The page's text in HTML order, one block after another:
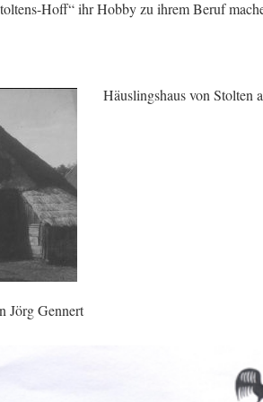
Hoff“ ihr Hobby zu ihrem Beruf
Häuslingshaus von Stolten
Jörg Gennert